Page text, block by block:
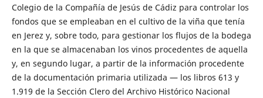
Colegio de la Compañía de Jesús de Cádiz para controlar los
fondos que se empleaban en el cultivo de la viña que tenía
en Jerez y, sobre todo, para gestionar los flujos de la bodega
en la que se almacenaban los vinos procedentes de aquella
y, en segundo lugar, a partir de la información procedente
de la documentación primaria utilizada — los libros 613 y
1.919 de la Sección Clero del Archivo Histórico Nacional